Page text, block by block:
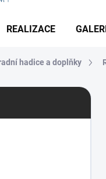
REALIZACE
hadice a doplňky